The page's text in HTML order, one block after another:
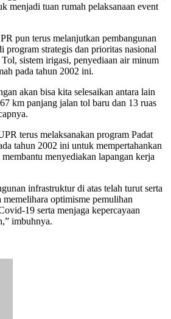
menjadi tuan rumah pelaksanaan event
pun terus melanjutkan pembangunan
program strategis dan prioritas nasional
sistem irigasi, penyediaan air minum
pada tahun 2002 ini.
akan bisa kita selesaikan antara lain
km panjang jalan tol baru dan 13 ruas
terus melaksanakan program Padat
tahun 2002 ini untuk mempertahankan
menyediakan lapangan kerja
infrastruktur di atas telah turut serta
memelihara optimisme pemulihan
19 serta menjaga kepercayaan
imbuhnya.